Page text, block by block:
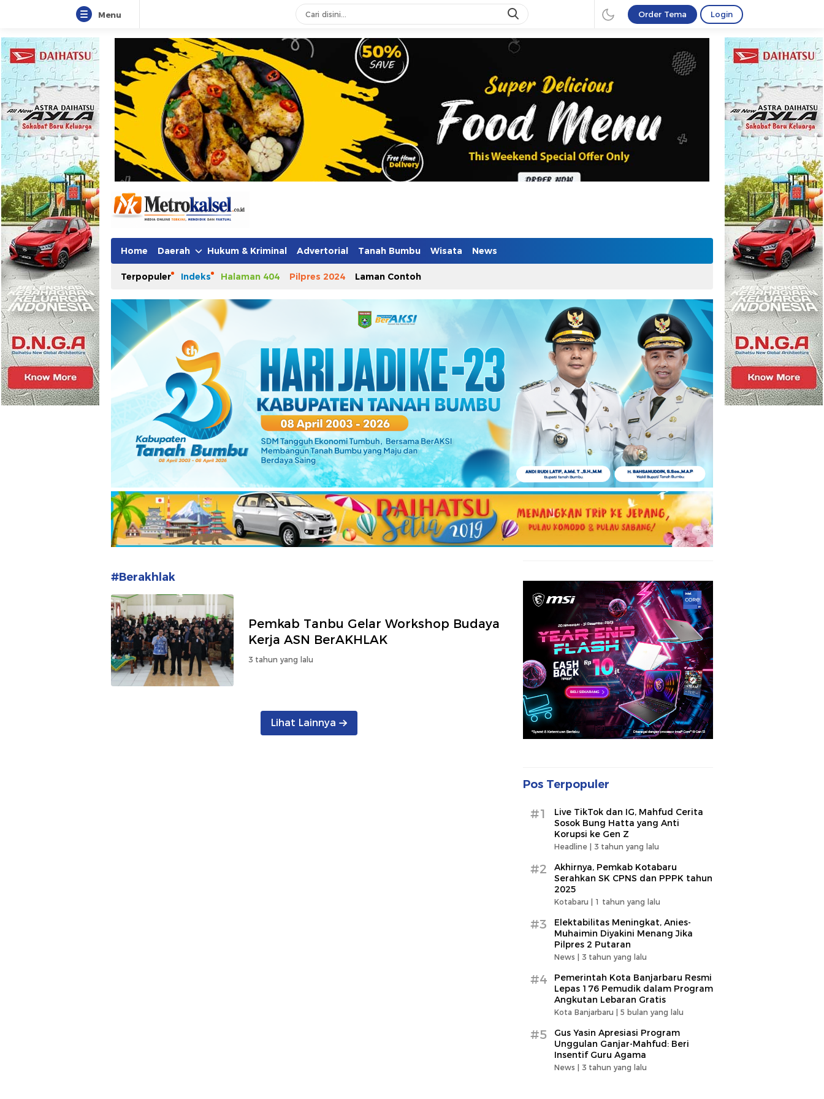
Menu Order Tema Login
Metro Kalsel
Media Online Terkini, Faktual dan Mendidik
Home Daerah Hukum & Kriminal Advertorial Tanah Bumbu Wisata News
Terpopuler Indeks Halaman 404 Pilpres 2024 Laman Contoh
#Berakhlak
Pemkab Tanbu Gelar Workshop Budaya
Kerja ASN BerAKHLAK
3 tahun yang lalu
Lihat Lainnya
Pos Terpopuler
#1
Live TikTok dan IG, Mahfud Cerita
Sosok Bung Hatta yang Anti
Korupsi ke Gen Z
Headline | 3 tahun yang lalu
#2
Akhirnya, Pemkab Kotabaru
Serahkan SK CPNS dan PPPK tahun
2025
Kotabaru | 1 tahun yang lalu
#3
Elektabilitas Meningkat, Anies-
Muhaimin Diyakini Menang Jika
Pilpres 2 Putaran
News | 3 tahun yang lalu
#4
Pemerintah Kota Banjarbaru Resmi
Lepas 176 Pemudik dalam Program
Angkutan Lebaran Gratis
Kota Banjarbaru | 5 bulan yang lalu
#5
Gus Yasin Apresiasi Program
Unggulan Ganjar-Mahfud: Beri
Insentif Guru Agama
News | 3 tahun yang lalu